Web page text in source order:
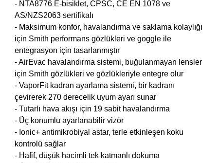
- NTA8776 E-bisiklet, CPSC, CE EN 1078 ve
AS/NZS2063 sertifikalı
- Maksimum konfor, havalandırma ve saklama kolaylığı
için Smith performans gözlükleri ve goggle ile
entegrasyon için tasarlanmıştır
- AirEvac havalandırma sistemi, buğulanmayan lensler
için Smith gözlükleri ve gözlükleriyle entegre olur
- VaporFit kadran ayarlama sistemi, bir kadranı
çevirerek 270 derecelik uyum ayarı sunar
- Tutarlı hava akışı için 19 sabit havalandırma
- Üç konumlu ayarlanabilir vizör
- Ionic+ antimikrobiyal astar, terle etkinleşen koku
kontrolü sağlar
- Hafif, düşük hacimli tek katmanlı dokuma